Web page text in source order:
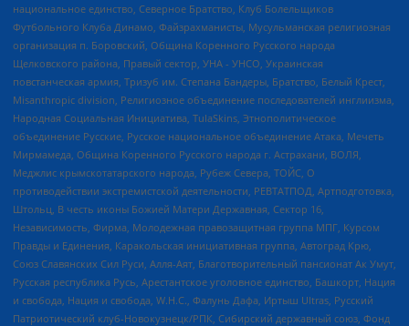
национальное единство, Северное Братство, Клуб Болельщиков
Футбольного Клуба Динамо, Файзрахманисты, Мусульманская религиозная
организация п. Боровский, Община Коренного Русского народа
Щелковского района, Правый сектор, УНА - УНСО, Украинская
повстанческая армия, Тризуб им. Степана Бандеры, Братство, Белый Крест,
Misanthropic division, Религиозное объединение последователей инглиизма,
Народная Социальная Инициатива, TulaSkins, Этнополитическое
объединение Русские, Русское национальное объединение Атака, Мечеть
Мирмамеда, Община Коренного Русского народа г. Астрахани, ВОЛЯ,
Меджлис крымскотатарского народа, Рубеж Севера, ТОЙС, О
противодействии экстремистской деятельности, РЕВТАТПОД, Артподготовка,
Штольц, В честь иконы Божией Матери Державная, Сектор 16,
Независимость, Фирма, Молодежная правозащитная группа МПГ, Курсом
Правды и Единения, Каракольская инициативная группа, Автоград Крю,
Союз Славянских Сил Руси, Алля-Аят, Благотворительный пансионат Ак Умут,
Русская республика Русь, Арестантское уголовное единство, Башкорт, Нация
и свобода, Нация и свобода, W.H.С., Фалунь Дафа, Иртыш Ultras, Русский
Патриотический клуб-Новокузнецк/РПК, Сибирский державный союз, Фонд